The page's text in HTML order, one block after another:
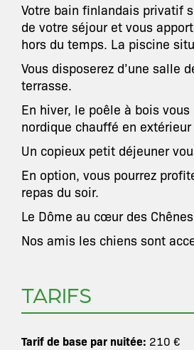
Votre bain finlandais privatif
de votre séjour et vous
hors du temps. La piscine
Vous disposerez d’une salle
terrasse.
En hiver, le poêle à bois
nordique chauffé en
Un copieux petit déjeuner
En option, vous pourrez
repas du soir.
Le Dôme au cœur des
Nos amis les chiens sont
TARIFS
Tarif de base par nuitée: 210 €